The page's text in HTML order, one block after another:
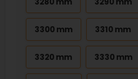
3300 mm 3310 mm
3320 mm 3330 mm